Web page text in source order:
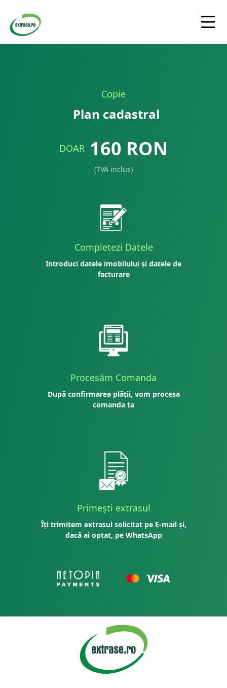
Copie
Plan cadastral
DOAR 160 RON
(TVA inclus)
Completezi Datele
Introduci datele imobilului și datele de
facturare
Procesăm Comanda
După confirmarea plății, vom procesa
comanda ta
Primești extrasul
Îți trimitem extrasul solicitat pe E-mail și,
dacă ai optat, pe WhatsApp